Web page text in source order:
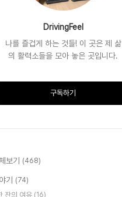
DrivingFeel
나를 즐겁게 하는 것들! 이 곳은 제 삶
의 활력소들을 모아 놓은 곳입니다.
구독하기
보기 (468)
기 (74)
잔의 여유 (16)